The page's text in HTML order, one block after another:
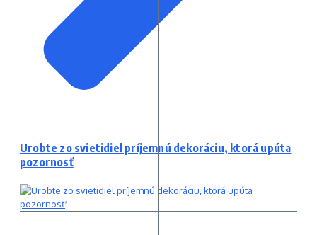
Urobte zo svietidiel príjemnú dekoráciu, ktorá upúta
pozornosť